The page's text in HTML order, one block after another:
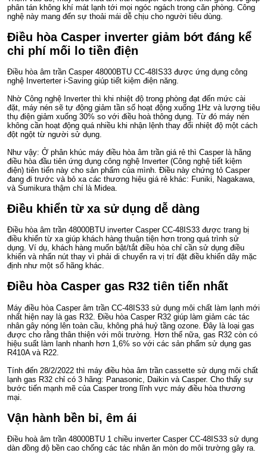
phân tán không khí mát lạnh tới mọi ngóc ngách trong căn phòng. Công
nghệ này mang đến sự thoải mái dễ chịu cho người tiêu dùng.
Điều hòa Casper inverter giảm bớt đáng kể
chi phí mối lo tiền điện
Điều hòa âm trần Casper 48000BTU CC-48IS33 được ứng dụng công
nghệ Inverterter i-Saving giúp tiết kiệm điện năng.
Nhờ Công nghệ Inverter thì khi nhiệt độ trong phòng đạt đến mức cài
đặt, máy nén sẽ tự động giảm tần số hoạt động xuống 1Hz và lượng tiêu
thụ điện giảm xuống 30% so với điều hoà thông dụng. Từ đó máy nén
không cần hoạt động quá nhiều khi nhận lệnh thay đổi nhiệt độ một cách
đột ngột từ người sử dụng.
Như vậy: Ở phân khúc máy điều hòa âm trần giá rẻ thì Casper là hãng
điều hòa đầu tiên ứng dụng công nghệ Inverter (Công nghệ tiết kiệm
điện) tiên tiến này cho sản phẩm của mình. Điều này chứng tỏ Casper
đang đi trước và bỏ xa các thương hiệu giá rẻ khác: Funiki, Nagakawa,
và Sumikura thậm chí là Midea.
Điều khiển từ xa sử dụng dễ dàng
Điều hòa âm trần 48000BTU inverter Casper CC-48IS33 được trang bị
điều khiển từ xa giúp khách hàng thuận tiện hơn trong quá trình sử
dụng. Ví dụ, khách hàng muốn bật/tắt điều hòa chỉ cần sử dụng điều
khiển và nhấn nút thay vì phải di chuyển ra vị trí đặt điều khiển dây mặc
định như một số hãng khác.
Điều hòa Casper gas R32 tiên tiến nhất
Máy điều hòa Casper âm trần CC-48IS33 sử dụng môi chất làm lạnh mới
nhất hiện nay là gas R32. Điều hòa Casper R32 giúp làm giảm các tác
nhân gây nóng lên toàn cầu, không phá huỷ tầng ozone. Đây là loại gas
được cho rằng thân thiện với môi trường. Hơn thế nữa, gas R32 còn có
hiệu suất làm lanh nhanh hơn 1,6% so với các sản phẩm sử dụng gas
R410A và R22.
Tính đến 28/2/2022 thì máy điều hòa âm trần cassette sử dụng môi chất
lạnh gas R32 chỉ có 3 hãng: Panasonic, Daikin và Casper. Cho thấy sự
bước tiến mạnh mẽ của Casper trong lĩnh vực máy điều hòa thương
mại.
Vận hành bền bỉ, êm ái
Điều hoà âm trần 48000BTU 1 chiều inverter Casper CC-48IS33 sử dụng
dàn đồng độ bền cao chống các tác nhân ăn mòn do môi trường gây ra.